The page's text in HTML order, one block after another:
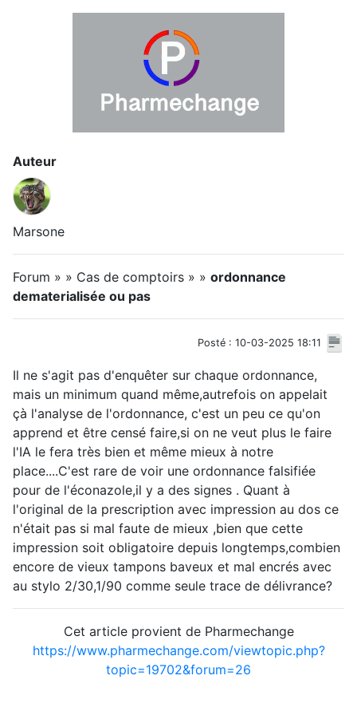
Auteur
Marsone
Forum » » Cas de comptoirs » » ordonnance
dematerialisée ou pas
Posté : 10-03-2025 18:11
Il ne s'agit pas d'enquêter sur chaque ordonnance,
mais un minimum quand même,autrefois on appelait
çà l'analyse de l'ordonnance, c'est un peu ce qu'on
apprend et être censé faire,si on ne veut plus le faire
l'IA le fera très bien et même mieux à notre
place....C'est rare de voir une ordonnance falsifiée
pour de l'éconazole,il y a des signes . Quant à
l'original de la prescription avec impression au dos ce
n'était pas si mal faute de mieux ,bien que cette
impression soit obligatoire depuis longtemps,combien
encore de vieux tampons baveux et mal encrés avec
au stylo 2/30,1/90 comme seule trace de délivrance?
Cet article provient de Pharmechange
https://www.pharmechange.com/viewtopic.php?
topic=19702&forum=26